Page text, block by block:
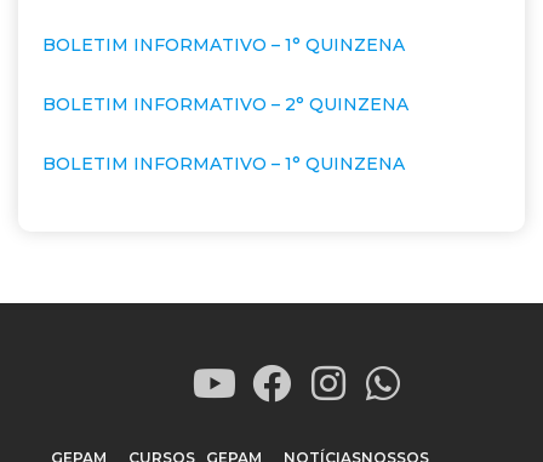
BOLETIM INFORMATIVO – 1° QUINZENA
BOLETIM INFORMATIVO – 2° QUINZENA
BOLETIM INFORMATIVO – 1° QUINZENA
GEPAM CURSOS GEPAM NOTÍCIASNOSSOS